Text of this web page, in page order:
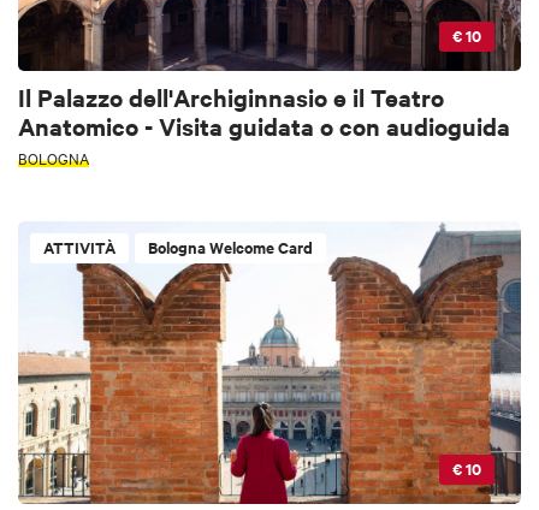
€ 10
Il Palazzo dell'Archiginnasio e il Teatro
Anatomico - Visita guidata o con audioguida
BOLOGNA
ATTIVITÀ Bologna Welcome Card
€ 10